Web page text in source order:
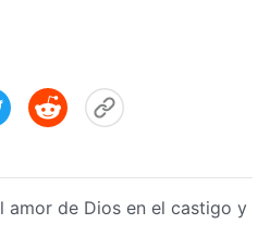
amor de Dios en el castigo y